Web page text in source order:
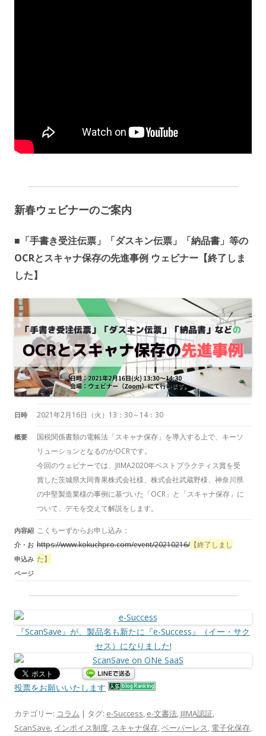
新春ウェビナーのご案内
■「手書き受注伝票」「ダスキン伝票」「納品書」等の
OCRとスキャナ保存の先進事例 ウェビナー【終了しま
した】
日時 2021年2月16日（火）13：30～14：30
概要
国税関係書類の電帳法「スキャナ保存」を導入する上で、キーソ
リューションとなるのがOCRです。
今回のウェビナーでは、JIIMA2020年ベストプラクティス賞を受
賞した茨城県大同青果株式会社様、株式会社武蔵野様、神奈川県
の中堅製造業様の事例に基づいた「OCR」と「スキャナ保存」に
ついて、デモを交えて解説をします。
内容紹
介・お
申込み
ページ
こくちーずからお申し込み：
https://www.kokuchpro.com/event/20210216/ 【終了しまし
た】
『ScanSave』が、製品名も新たに『e-Success』（イー・サク
セス）になりました!
投票をお願いいたします
カテゴリー: コラム | タグ: e-Success, e-文書法, JIIMA認証,
ScanSave, インボイス制度, スキャナ保存,ペーパーレス, 電子化保存,